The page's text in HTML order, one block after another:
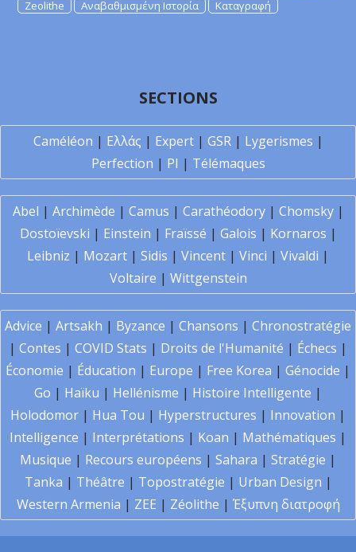
Zeolithe
Αναβαθμισμένη Ιστορία Καταγραφή
SECTIONS
Caméléon | Ελλάς | Expert| GSR| Lygerismes |
Perfection | PI | Télémaques
Abel | Archimède | Camus | Carathéodory| Chomsky|
Dostoïevski | Einstein | Fraïssé | Galois | Kornaros |
Leibniz | Mozart | Sidis | Vincent | Vinci | Vivaldi |
Voltaire | Wittgenstein
Advice | Artsakh | Byzance | Chansons | Chronostratégie
| Contes | COVID Stats | Droits de l'Humanité | Échecs |
Économie | Éducation | Europe | Free Korea | Génocide |
Go | Haïku | Hellénisme | Histoire Intelligente |
Holodomor | Hua Tou | Hyperstructures | Innovation |
Intelligence | Interprétations | Koan | Mathématiques |
Musique | Recours européens | Sahara | Stratégie |
Tanka | Théâtre | Topostratégie | Urban Design |
Western Armenia | ZEE | Zéolithe | Έξυπνη διατροφή